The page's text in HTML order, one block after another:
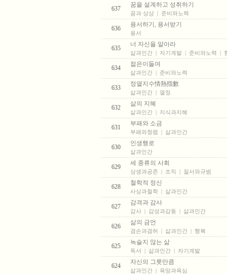
637
꿈을 설계하고 성취하기
꿈과 상상 준비와노력
636
용서하기, 용서받기
용서
635
너 자신을 알아라
삶과인간 자기계발 준비와노력
634
젊은이들여
삶과인간 준비와노력
633
정열지수情熱指數
삶과인간 열정
632
삶의 지혜
삶과인간 지식과지혜
631
부패와 소금
부패와청렴 삶과인간
630
인생행로
삶과인간
629
세 종류의 사회
상생과공존 조직 질서와규범
628
철학적 정신
사상과철학 삶과인간
627
감격과 감사
감사 감성과감동 삶과인간
626
삶의 금언
겸손과겸허 삶과인간 행복
625
녹슬지 않는 삶
독서 삶과인간 자기계발
624
자신의 그릇만큼
삶과인간 욕망과욕심